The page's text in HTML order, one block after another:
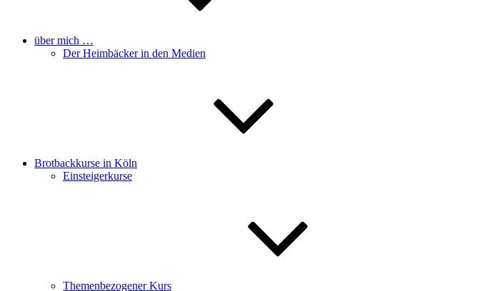
über mich …
Der Heimbäcker in den Medien
Brotbackkurse in Köln
Einsteigerkurse
Themenbezogener Kurs